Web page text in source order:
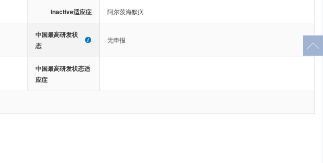
Inactive适应症 阿尔茨海默病
中国最高研发状
态
无申报
中国最高研发状态适
应症